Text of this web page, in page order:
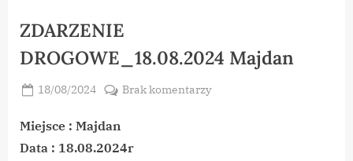
ZDARZENIE
DROGOWE_18.08.2024 Majdan
Posted
18/08/2024
Brak komentarzydo
Miejsce : Majdan
Data : 18.08.2024r